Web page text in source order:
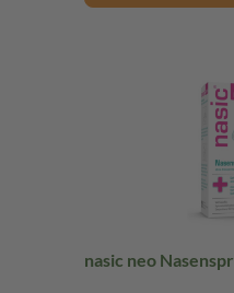
nasic neo